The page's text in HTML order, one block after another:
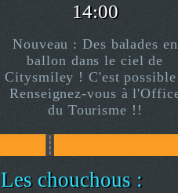
14:00
Nouveau : Des balades en
ballon dans le ciel de
Citysmiley ! C'est
Renseignez-vous à
du Tourisme !!
Les chouchous :